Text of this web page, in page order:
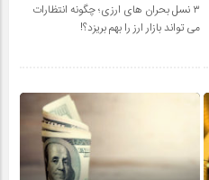
۳ نسل بحران‌ های ارزی؛ چگونه انتظارات
می ‌تواند بازار ارز را بهم بریزد؟!